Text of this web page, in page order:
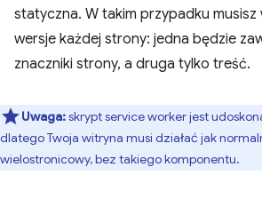
statyczna. W takim przypadku
wersje każdej strony: jedna będzie
znaczniki strony, a druga tylko treść.
Uwaga:skrypt service worker jest
dlatego Twoja witryna musi działać jak
wielostronicowy, bez takiego komponentu.